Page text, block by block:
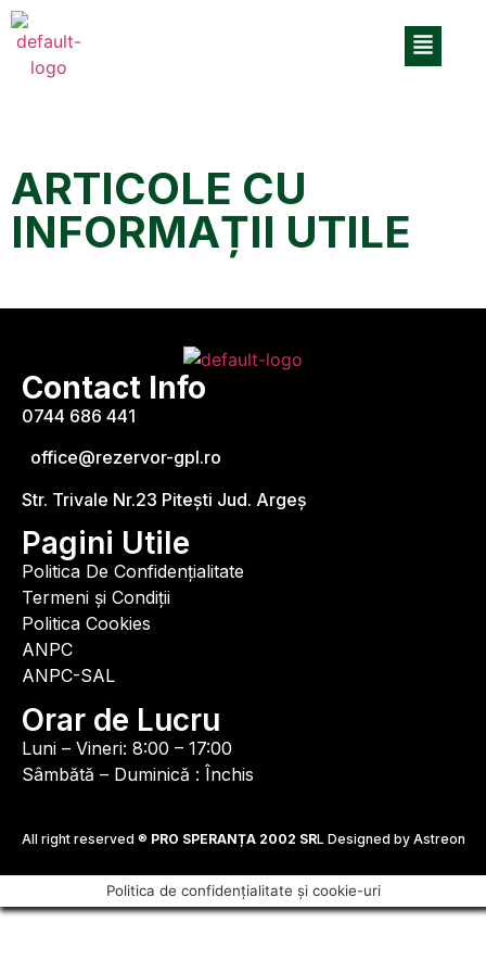
ARTICOLE CU
INFORMAȚII UTILE
Contact Info
0744 686 441
office@rezervor-gpl.ro
Str. Trivale Nr.23 Pitești Jud. Argeș
Pagini Utile
Politica De Confidențialitate
Termeni și Condiții
Politica Cookies
ANPC
ANPC-SAL
Orar de Lucru
Luni – Vineri: 8:00 – 17:00
Sâmbătă – Duminică : Închis
All right reserved ® PRO SPERANȚA 2002 SRL Designed by Astreon
Politica de confidențialitate și cookie-uri